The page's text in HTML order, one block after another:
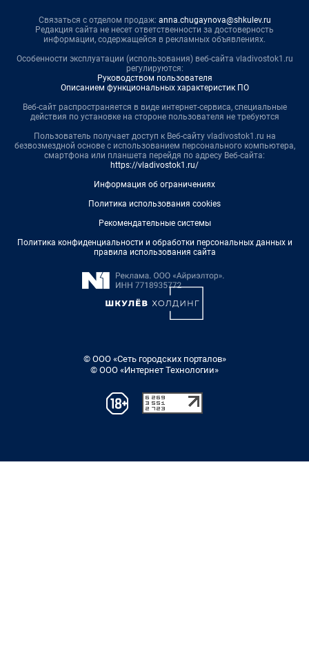
Связаться с отделом продаж: anna.chugaynova@shkulev.ru
Редакция сайта не несет ответственности за достоверность
информации, содержащейся в рекламных объявлениях.
Особенности эксплуатации (использования) веб-сайта vladivostok1.ru
регулируются:
Руководством пользователя
Описанием функциональных характеристик ПО
Веб-сайт распространяется в виде интернет-сервиса, специальные
действия по установке на стороне пользователя не требуются
Пользователь получает доступ к Веб-сайту vladivostok1.ru на
безвозмездной основе с использованием персонального компьютера,
смартфона или планшета перейдя по адресу Веб-сайта:
https://vladivostok1.ru/
Информация об ограничениях
Политика использования cookies
Рекомендательные системы
Политика конфиденциальности и обработки персональных данных и
правила использования сайта
© ООО «Сеть городских порталов»
© ООО «Интернет Технологии»